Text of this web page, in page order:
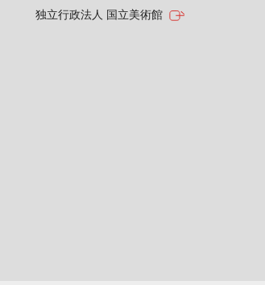
独立行政法人 国立美術館